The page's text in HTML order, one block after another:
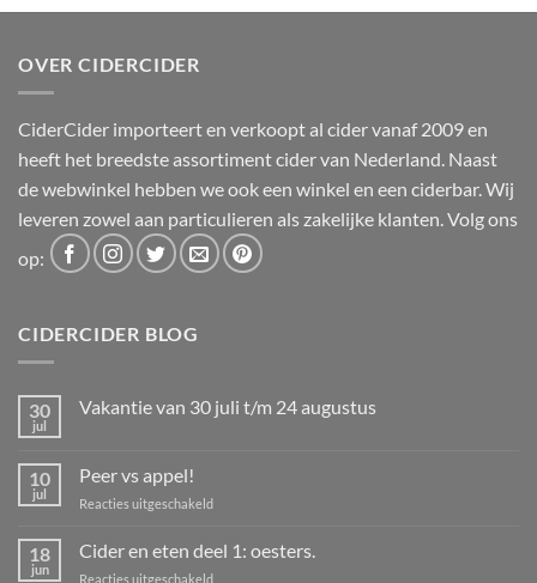
was: is:
OVER CIDERCIDER
CiderCider importeert en verkoopt al cider vanaf 2009 en
heeft het breedste assortiment cider van Nederland. Naast
de webwinkel hebben we ook een winkel en een ciderbar. Wij
leveren zowel aan particulieren als zakelijke klanten. Volg ons
op:
CIDERCIDER BLOG
30
jul
Vakantie van 30 juli t/m 24 augustus
Vakantie
30
24
augustus
10
jul
Peer vs appel!
Reacties uitgeschakeldvoor
vs
18
jun
Cider en eten deel 1: oesters.
Reacties uitgeschakeldvoor